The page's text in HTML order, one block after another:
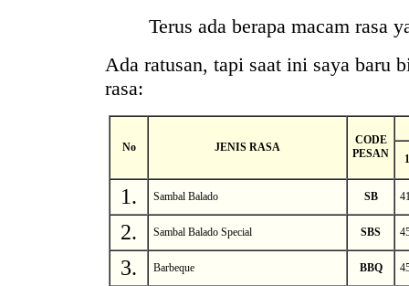
Terus ada berapa macam rasa
Ada ratusan, tapi saat ini saya baru
rasa:
No JENIS RASA
CODE
PESAN
1. Sambal Balado SB
2. Sambal Balado Special SBS
3. Barbeque BBQ